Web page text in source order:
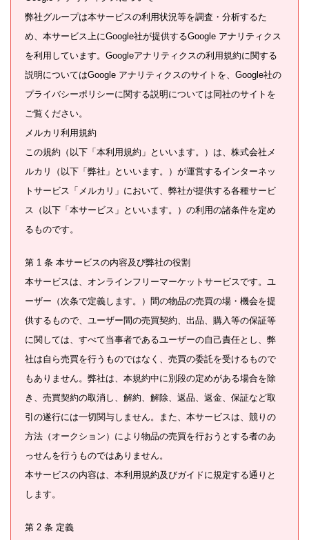
弊社グループは本サービスの利用状況等を調査・分析するた
め、本サービス上にGoogle社が提供するGoogle アナリティクス
を利用しています。Googleアナリティクスの利用規約に関する
説明についてはGoogle アナリティクスのサイトを、Google社の
プライバシーポリシーに関する説明については同社のサイトを
ご覧ください。
メルカリ利用規約
この規約（以下「本利用規約」といいます。）は、株式会社メ
ルカリ（以下「弊社」といいます。）が運営するインターネッ
トサービス「メルカリ」において、弊社が提供する各種サービ
ス（以下「本サービス」といいます。）の利用の諸条件を定め
るものです。
第 1 条 本サービスの内容及び弊社の役割
本サービスは、オンラインフリーマーケットサービスです。ユ
ーザー（次条で定義します。）間の物品の売買の場・機会を提
供するもので、ユーザー間の売買契約、出品、購入等の保証等
に関しては、すべて当事者であるユーザーの自己責任とし、弊
社は自ら売買を行うものではなく、売買の委託を受けるもので
もありません。弊社は、本規約中に別段の定めがある場合を除
き、売買契約の取消し、解約、解除、返品、返金、保証など取
引の遂行には一切関与しません。また、本サービスは、競りの
方法（オークション）により物品の売買を行おうとする者のあ
っせんを行うものではありません。
本サービスの内容は、本利用規約及びガイドに規定する通りと
します。
第 2 条 定義